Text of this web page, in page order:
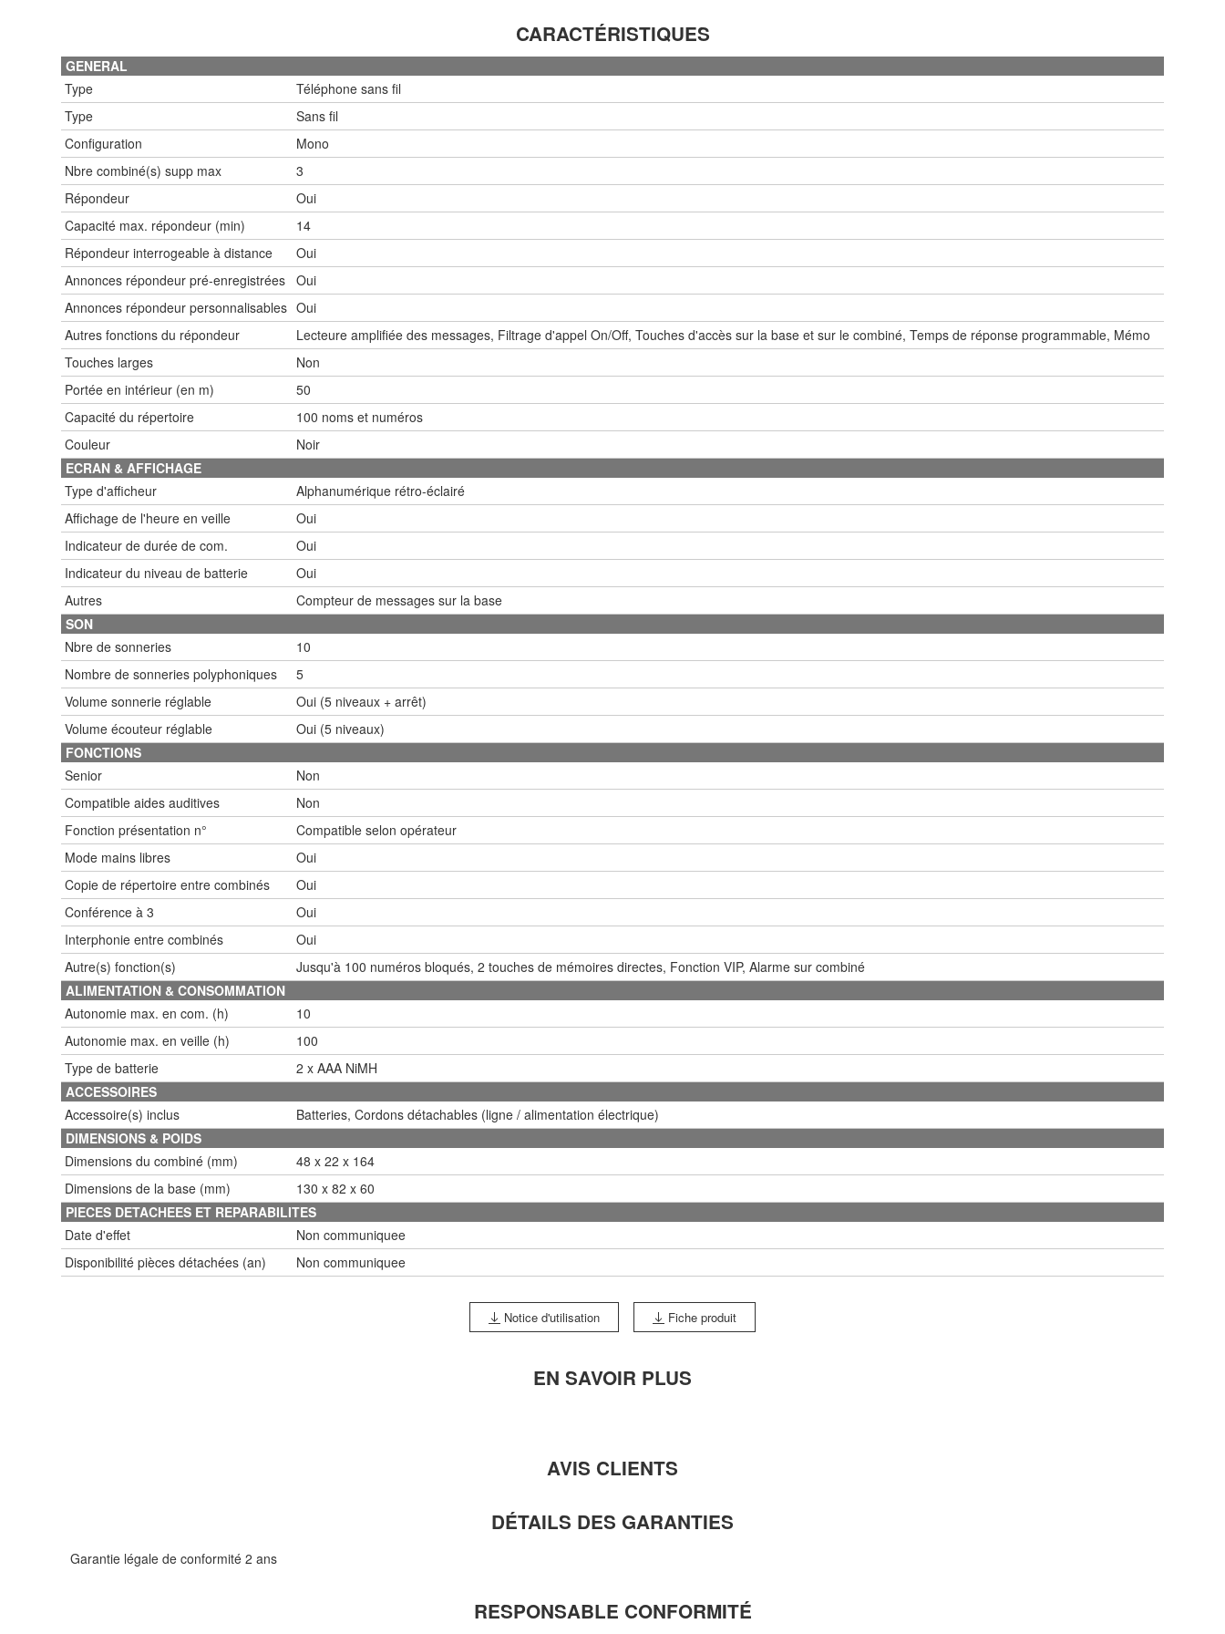
CARACTÉRISTIQUES
GENERAL
Type
Téléphone sans fil
Type
Sans fil
Configuration
Mono
Nbre combiné(s) supp max
3
Répondeur
Oui
Capacité max. répondeur (min)
14
Répondeur interrogeable à distance
Oui
Annonces répondeur pré-enregistrées Oui
Annonces répondeur personnalisables Oui
Autres fonctions du répondeur
Lecteure amplifiée des messages, Filtrage d'appel On/Off, Touches d'accès sur la base et sur le combiné, Temps de réponse programmable, Mémo
Touches larges
Non
Portée en intérieur (en m)
50
Capacité du répertoire
100 noms et numéros
Couleur
Noir
ECRAN & AFFICHAGE
Type d'afficheur
Alphanumérique rétro-éclairé
Affichage de l'heure en veille
Oui
Indicateur de durée de com.
Oui
Indicateur du niveau de batterie
Oui
Autres
Compteur de messages sur la base
SON
Nbre de sonneries
10
Nombre de sonneries polyphoniques
5
Volume sonnerie réglable
Oui (5 niveaux + arrêt)
Volume écouteur réglable
Oui (5 niveaux)
FONCTIONS
Senior
Non
Compatible aides auditives
Non
Fonction présentation n°
Compatible selon opérateur
Mode mains libres
Oui
Copie de répertoire entre combinés
Oui
Conférence à 3
Oui
Interphonie entre combinés
Oui
Autre(s) fonction(s)
Jusqu'à 100 numéros bloqués, 2 touches de mémoires directes, Fonction VIP, Alarme sur combiné
ALIMENTATION & CONSOMMATION
Autonomie max. en com. (h)
10
Autonomie max. en veille (h)
100
Type de batterie
2 x AAA NiMH
ACCESSOIRES
Accessoire(s) inclus
Batteries, Cordons détachables (ligne / alimentation électrique)
DIMENSIONS & POIDS
Dimensions du combiné (mm)
48 x 22 x 164
Dimensions de la base (mm)
130 x 82 x 60
PIECES DETACHEES ET REPARABILITES
Date d'effet
Non communiquee
Disponibilité pièces détachées (an)
Non communiquee
Notice d'utilisation Fiche produit
EN SAVOIR PLUS
AVIS CLIENTS
DÉTAILS DES GARANTIES
Garantie légale de conformité 2 ans
RESPONSABLE CONFORMITÉ